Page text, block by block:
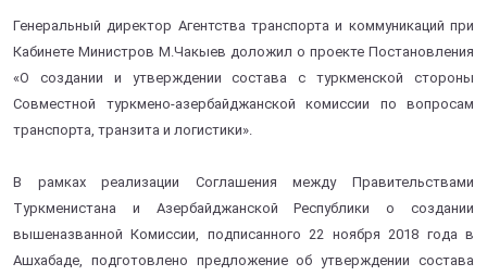
Генеральный директор Агентства транспорта и коммуникаций при
Кабинете Министров М.Чакыев доложил о проекте Постановления
«О создании и утверждении состава с туркменской стороны
Совместной туркмено-азербайджанской комиссии по вопросам
транспорта, транзита и логистики».
В рамках реализации Соглашения между Правительствами
Туркменистана и Азербайджанской Республики о создании
вышеназванной Комиссии, подписанного 22 ноября 2018 года в
Ашхабаде, подготовлено предложение об утверждении состава